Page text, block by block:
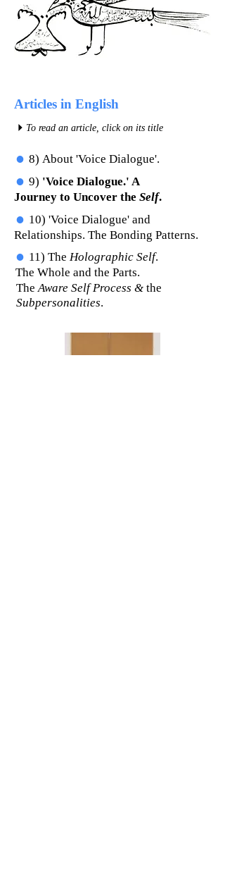
Articles in English
4 To read an article, click on its title
= 8) About 'Voice Dialogue'.
= 9) 'Voice Dialogue.' A
Journey to Uncover the Self.
= 10) 'Voice Dialogue' and
Relationships. The Bonding Patterns.
= 11) The Holographic Self.
The Whole and the Parts.
TheAware Self Process & the
Subpersonalities.